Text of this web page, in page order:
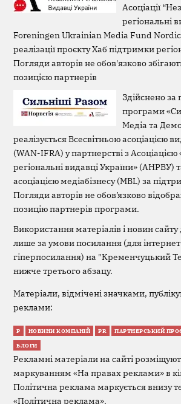
Асоціації
регіональні
Foreningen Ukrainian Media Fund
реалізації проєкту Хаб підтримки
Погляди авторів не обов'язково
позицією партнерів
Здійснено за
програми
Медіа та
реалізується Всесвітньою асоціацією
(WAN-IFRA) у партнерстві з
регіональні видавці України» (АНРВУ)
асоціацією медіабізнесу (MBL) за
Погляди авторів не обов’язково
позицію партнерів програми.
Використання матеріалів і новин сайту
лише за умови посилання (для
гіперпосилання) на "Кременчуцький
нижче третього абзацу.
Матеріали, відмічені значками,
реклами:
Р НОВИНИ КОМПАНІЙ PR ПАРТНЕРСЬКИЙ
БЛОГИ
Рекламні матеріали на сайті
маркуванням «На правах реклами» в
Політична реклама маркується внизу
«Політична реклама».